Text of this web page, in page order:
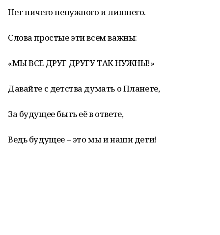
Нет ничего ненужного и лишнего.
Слова простые эти всем важны:
«МЫ ВСЕ ДРУГ ДРУГУ ТАК НУЖНЫ!»
Давайте с детства думать о Планете,
За будущее быть её в ответе,
Ведь будущее – это мы и наши дети!